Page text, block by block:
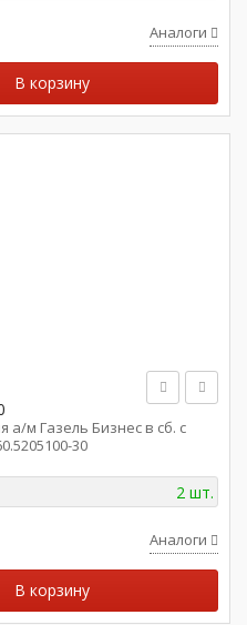
Аналоги
В корзину
а/м Газель Бизнес в сб. с
30
2 шт.
Аналоги
В корзину